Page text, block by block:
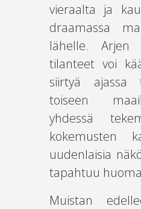
vieraalta ja
draamassa
lähelle. Arjen
tilanteet voi
siirtyä ajassa
toiseen
yhdessä
kokemusten
uudenlaisia
tapahtuu
Muistan